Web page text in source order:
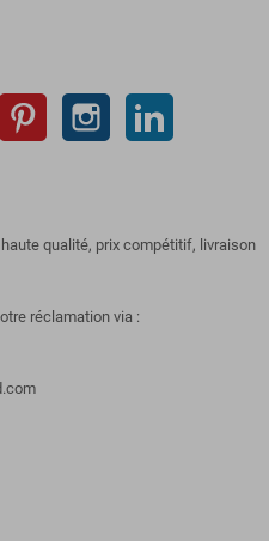
Pinterest Instagram
qualité, prix compétitif, livraison
réclamation via :